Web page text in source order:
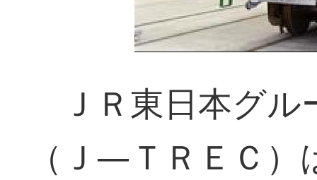
ＪＲ東日本グル
（Ｊ―ＴＲＥＣ